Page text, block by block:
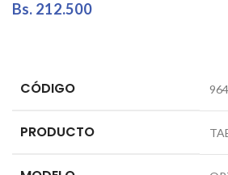
Bs. 212.500
CÓDIGO
PRODUCTO